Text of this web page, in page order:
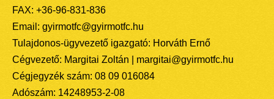
FAX: +36-96-831-836
Email: gyirmotfc@gyirmotfc.hu
Tulajdonos-ügyvezető igazgató: Horváth Ernő
Cégvezető: Margitai Zoltán | margitai@gyirmotfc.hu
Cégjegyzék szám: 08 09 016084
Adószám: 14248953-2-08